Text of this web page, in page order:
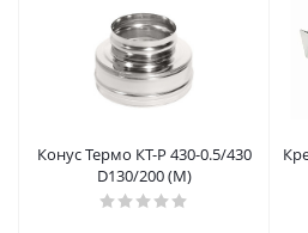
Конус Термо КТ-Р 430-0.5/430
D130/200 (М)